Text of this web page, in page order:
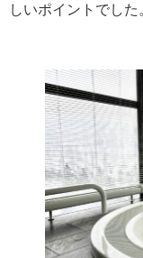
しいポイントでした